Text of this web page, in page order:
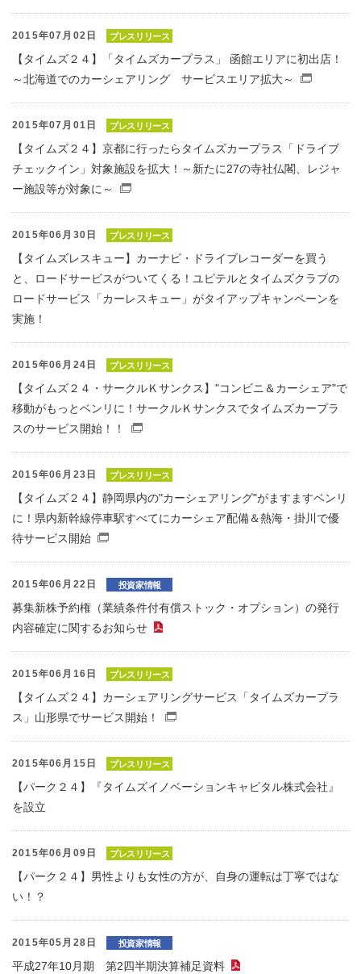
2015年07月02日 プレスリリース
【タイムズ２４】「タイムズカープラス」 函館エリアに初出店！
～北海道でのカーシェアリング サービスエリア拡大～
2015年07月01日 プレスリリース
【タイムズ２４】京都に行ったらタイムズカープラス「ドライブ
チェックイン」対象施設を拡大！～新たに27の寺社仏閣、レジャ
ー施設等が対象に～
2015年06月30日 プレスリリース
【タイムズレスキュー】カーナビ・ドライブレコーダーを買う
と、ロードサービスがついてくる！ユピテルとタイムズクラブの
ロードサービス「カーレスキュー」がタイアップキャンペーンを
実施！
2015年06月24日 プレスリリース
【タイムズ２４・サークルＫサンクス】"コンビニ＆カーシェア"で
移動がもっとベンリに！サークルＫサンクスでタイムズカープラ
スのサービス開始！！
2015年06月23日 プレスリリース
【タイムズ２４】静岡県内の"カーシェアリング"がますますベンリ
に！県内新幹線停車駅すべてにカーシェア配備＆熱海・掛川で優
待サービス開始
2015年06月22日 投資家情報
募集新株予約権（業績条件付有償ストック・オプション）の発行
内容確定に関するお知らせ
2015年06月16日 プレスリリース
【タイムズ２４】カーシェアリングサービス「タイムズカープラ
ス」山形県でサービス開始！
2015年06月15日 プレスリリース
【パーク２４】『タイムズイノベーションキャピタル株式会社』
を設立
2015年06月09日 プレスリリース
【パーク２４】男性よりも女性の方が、自身の運転は丁寧ではな
い！？
2015年05月28日 投資家情報
平成27年10月期 第2四半期決算補足資料